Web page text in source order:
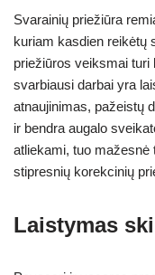
Svarainių priežiūra
kuriam kasdien reikėtų
priežiūros veiksmai turi
svarbiausi darbai yra
atnaujinimas, pažeistų
ir bendra augalo
atliekami, tuo
stipresnių korekcinių
Laistymas